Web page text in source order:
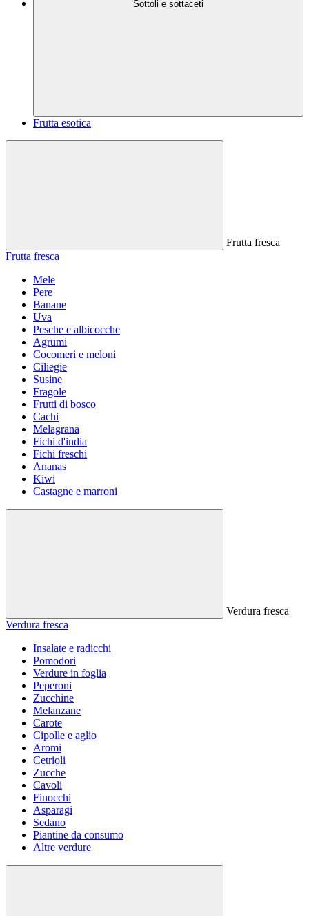
Sottoli e sottaceti
Frutta esotica
Frutta fresca
Frutta fresca
Mele
Pere
Banane
Uva
Pesche e albicocche
Agrumi
Cocomeri e meloni
Ciliegie
Susine
Fragole
Frutti di bosco
Cachi
Melagrana
Fichi d'india
Fichi freschi
Ananas
Kiwi
Castagne e marroni
Verdura fresca
Verdura fresca
Insalate e radicchi
Pomodori
Verdure in foglia
Peperoni
Zucchine
Melanzane
Carote
Cipolle e aglio
Aromi
Cetrioli
Zucche
Cavoli
Finocchi
Asparagi
Sedano
Piantine da consumo
Altre verdure